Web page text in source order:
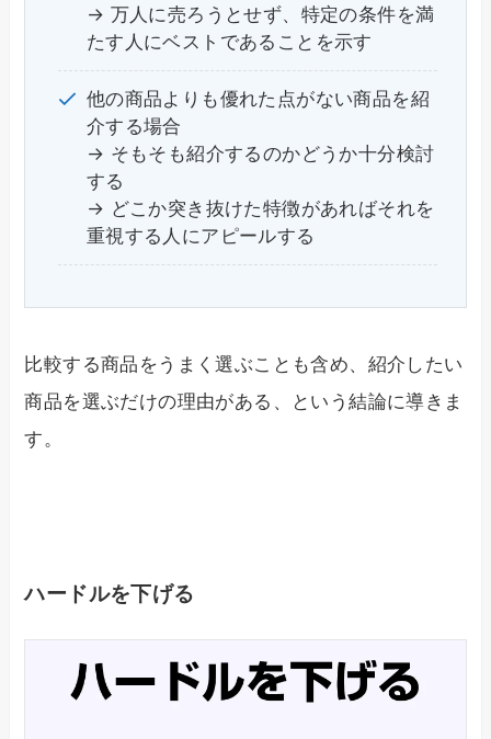
→ 万人に売ろうとせず、特定の条件を満
たす人にベストであることを示す
他の商品よりも優れた点がない商品を紹
介する場合
→ そもそも紹介するのかどうか十分検討
する
→ どこか突き抜けた特徴があればそれを
重視する人にアピールする
比較する商品をうまく選ぶことも含め、紹介したい
商品を選ぶだけの理由がある、という結論に導きま
す。
ハードルを下げる